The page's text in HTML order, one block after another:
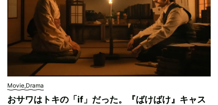
Movie,Drama
おサワはトキの「if」だった。『ばけばけ』キャス